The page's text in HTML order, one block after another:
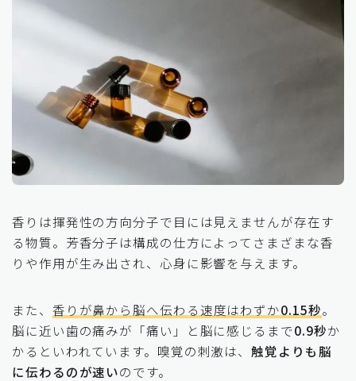
香りは揮発性の方向分子で目には見えませんが存在す
る物質。芳香分子は構成の仕方によってさまざまな香
りや作用が生み出され、心身に影響を与えます。
また、 香りが鼻から脳へ伝わる速度はわずか0.15秒。
脳に近い歯の痛みが「痛い」と脳に感じるまで0.9秒か
かるといわれています。嗅覚の刺激は、触覚よりも脳
に伝わるのが速いのです。